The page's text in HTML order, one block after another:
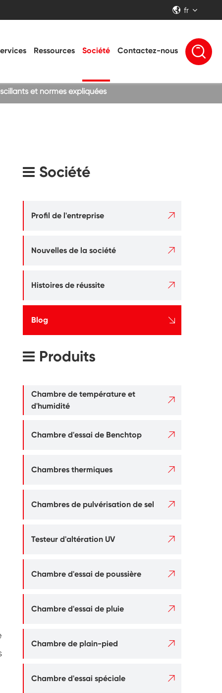
 fr
Ressources Société Contactez-nous 
et normes expliquées
Société
Profil de l'entreprise 
Nouvelles de la société 
Histoires de réussite 
Blog 
Produits
Chambre de température et
d'humidité

Chambre d'essai de Benchtop 
Chambres thermiques 
Chambres de pulvérisation de sel 
Testeur d'altération UV 
Chambre d'essai de poussière 
Chambre d'essai de pluie 
Chambre de plain-pied 
Chambre d'essai spéciale 